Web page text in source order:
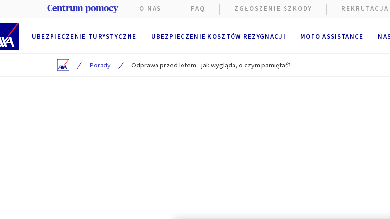
UBEZPIECZENIE TURYSTYCZNE UBEZPIECZENIE KOSZTÓW REZYGNACJI MOTO ASSISTANCE
Centrum pomocy O NAS FAQ ZGŁOSZENIE SZKODY REKRUTACJA
/ Porady / Odprawa przed lotem - jak wygląda, o czym pamiętać?